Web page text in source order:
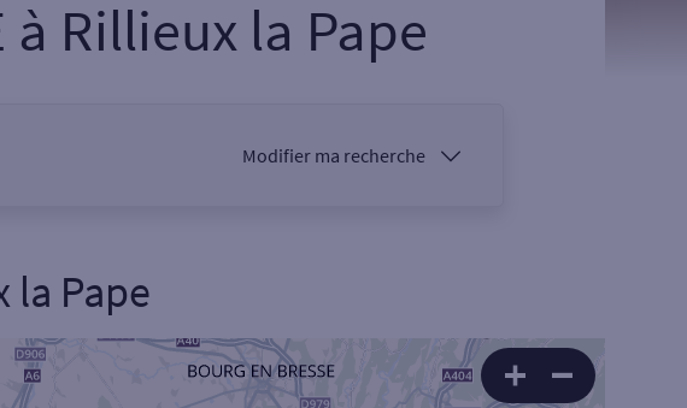
à Rillieux la Pape
Modifier ma recherche
la Pape